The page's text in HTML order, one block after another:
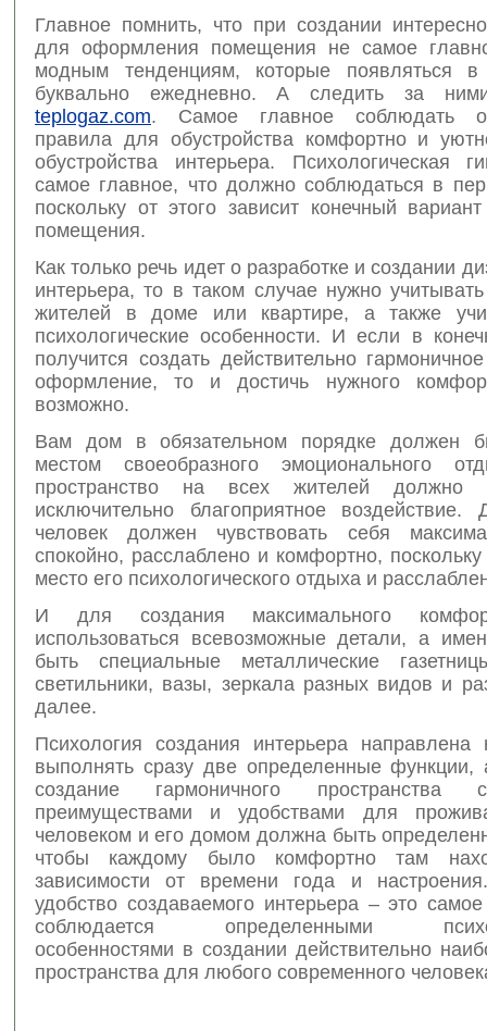
Главное помнить, что при создании
для оформления помещения не самое
модным тенденциям, которые появляться
буквально ежедневно. А следить за
teplogaz.com. Самое главное соблюдать
правила для обустройства комфортно и
обустройства интерьера. Психологическая
самое главное, что должно соблюдаться в
поскольку от этого зависит конечный
помещения.
Как только речь идет о разработке и создании
интерьера, то в таком случае нужно
жителей в доме или квартире, а также
психологические особенности. И если в
получится создать действительно
оформление, то и достичь нужного
возможно.
Вам дом в обязательном порядке должен
местом своеобразного эмоционального
пространство на всех жителей должно
исключительно благоприятное
человек должен чувствовать себя
спокойно, расслаблено и комфортно, поскольку
место его психологического отдыха и
И для создания максимального
использоваться всевозможные детали, а
быть специальные металлические
светильники, вазы, зеркала разных видов и
далее.
Психология создания интерьера
выполнять сразу две определенные функции,
создание гармоничного пространства
преимуществами и удобствами для
человеком и его домом должна быть
чтобы каждому было комфортно там
зависимости от времени года и
удобство создаваемого интерьера – это
соблюдается определенными
особенностями в создании действительно
пространства для любого современного